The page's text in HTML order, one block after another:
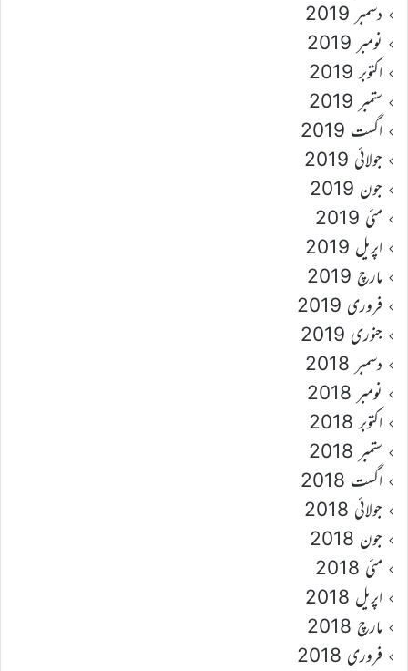
دسمبر 2019
نومبر 2019
اکتوبر 2019
ستمبر 2019
اگست 2019
جولائی 2019
جون 2019
مئی 2019
اپریل 2019
مارچ 2019
فروری 2019
جنوری 2019
دسمبر 2018
نومبر 2018
اکتوبر 2018
ستمبر 2018
اگست 2018
جولائی 2018
جون 2018
مئی 2018
اپریل 2018
مارچ 2018
فروری 2018